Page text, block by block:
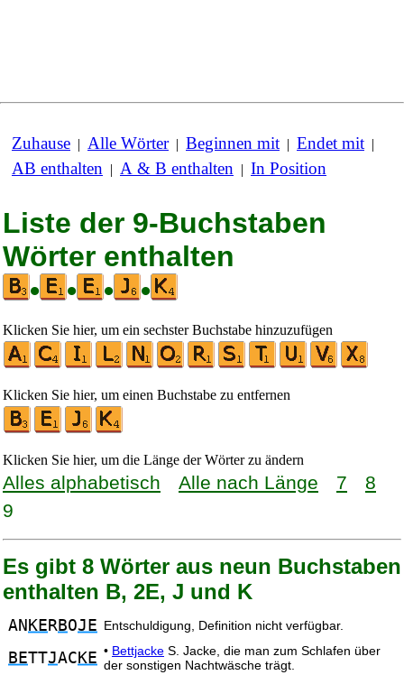
Zuhause | Alle Wörter| Beginnen mit | Endet mit |
AB enthalten | A & B enthalten | In Position
Liste der 9-Buchstaben
Wörter enthalten
•
• • •
Klicken Sie hier, um ein sechster Buchstabe hinzuzufügen
Klicken Sie hier, um einen Buchstabe zu entfernen
Klicken Sie hier, um die Länge der Wörter zu ändern
Alles alphabetisch Alle nach Länge 7
8
9
Es gibt 8 Wörter aus neun Buchstaben
enthalten B, 2E, J und K
AN KE RBOJE Entschuldigung, Definition nicht verfügbar.
BETTJAC KE • Bettjacke S. Jacke, die man zum Schlafen über
der sonstigen Nachtwäsche trägt.